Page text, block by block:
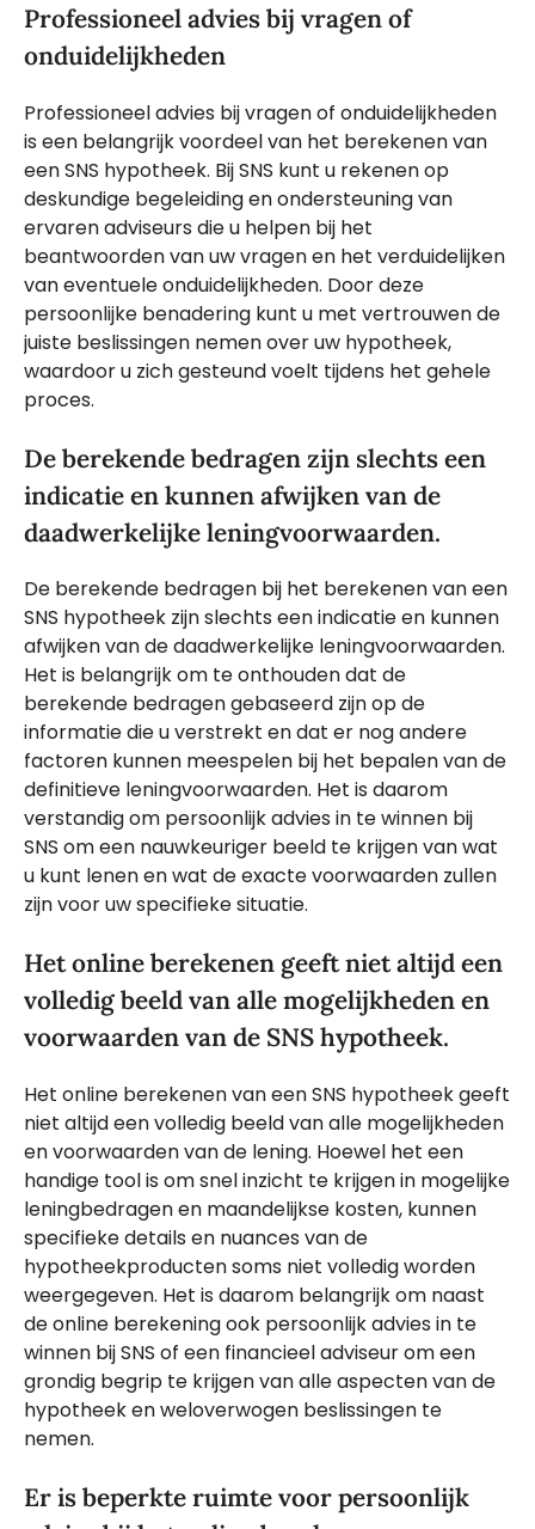
Professioneel advies bij vragen of
onduidelijkheden
Professioneel advies bij vragen of onduidelijkheden
is een belangrijk voordeel van het berekenen van
een SNS hypotheek. Bij SNS kunt u rekenen op
deskundige begeleiding en ondersteuning van
ervaren adviseurs die u helpen bij het
beantwoorden van uw vragen en het verduidelijken
van eventuele onduidelijkheden. Door deze
persoonlijke benadering kunt u met vertrouwen de
juiste beslissingen nemen over uw hypotheek,
waardoor u zich gesteund voelt tijdens het gehele
proces.
De berekende bedragen zijn slechts een
indicatie en kunnen afwijken van de
daadwerkelijke leningvoorwaarden.
De berekende bedragen bij het berekenen van een
SNS hypotheek zijn slechts een indicatie en kunnen
afwijken van de daadwerkelijke leningvoorwaarden.
Het is belangrijk om te onthouden dat de
berekende bedragen gebaseerd zijn op de
informatie die u verstrekt en dat er nog andere
factoren kunnen meespelen bij het bepalen van de
definitieve leningvoorwaarden. Het is daarom
verstandig om persoonlijk advies in te winnen bij
SNS om een nauwkeuriger beeld te krijgen van wat
u kunt lenen en wat de exacte voorwaarden zullen
zijn voor uw specifieke situatie.
Het online berekenen geeft niet altijd een
volledig beeld van alle mogelijkheden en
voorwaarden van de SNS hypotheek.
Het online berekenen van een SNS hypotheek geeft
niet altijd een volledig beeld van alle mogelijkheden
en voorwaarden van de lening. Hoewel het een
handige tool is om snel inzicht te krijgen in mogelijke
leningbedragen en maandelijkse kosten, kunnen
specifieke details en nuances van de
hypotheekproducten soms niet volledig worden
weergegeven. Het is daarom belangrijk om naast
de online berekening ook persoonlijk advies in te
winnen bij SNS of een financieel adviseur om een
grondig begrip te krijgen van alle aspecten van de
hypotheek en weloverwogen beslissingen te
nemen.
Er is beperkte ruimte voor persoonlijk